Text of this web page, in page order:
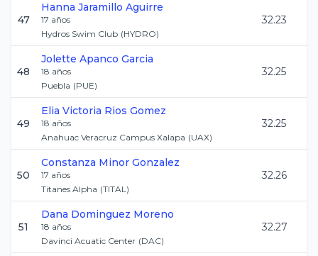
47
Hanna Jaramillo Aguirre
17 años
Hydros Swim Club (HYDRO)
32.23
48
Jolette Apanco Garcia
18 años
Puebla (PUE)
32.25
49
Elia Victoria Rios Gomez
18 años
Anahuac Veracruz Campus Xalapa (UAX)
32.25
50
Constanza Minor Gonzalez
17 años
Titanes Alpha (TITAL)
32.26
51
Dana Dominguez Moreno
18 años
Davinci Acuatic Center (DAC)
32.27